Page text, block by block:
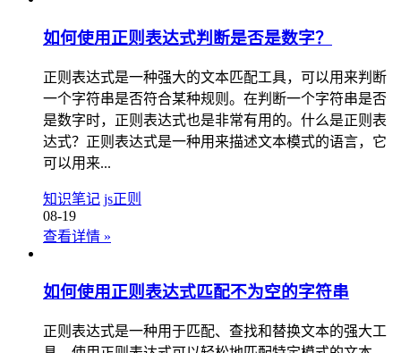
如何使用正则表达式判断是否是数字？
正则表达式是一种强大的文本匹配工具，可以用来判断
一个字符串是否符合某种规则。在判断一个字符串是否
是数字时，正则表达式也是非常有用的。什么是正则表
达式？正则表达式是一种用来描述文本模式的语言，它
可以用来...
知识笔记 js正则
08-19
查看详情 »
如何使用正则表达式匹配不为空的字符串
正则表达式是一种用于匹配、查找和替换文本的强大工